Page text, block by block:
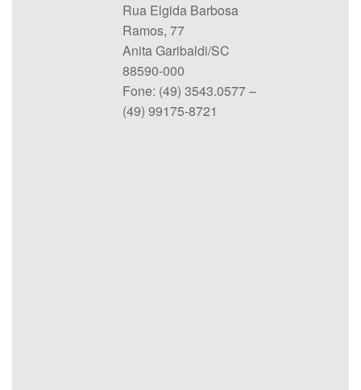
Rua Elgida Barbosa
Ramos, 77
Anita Garibaldi/SC
88590-000
Fone: (49) 3543.0577 –
(49) 99175-8721